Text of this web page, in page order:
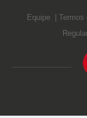
Equipe Termos